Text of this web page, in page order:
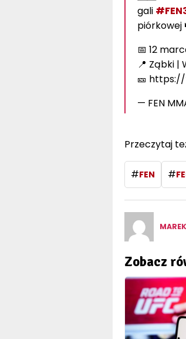
gali
piórkowej
📅 12
📍 Ząbki |
🎫 https://
— FEN
Przeczytaj
#FEN #
Zobacz